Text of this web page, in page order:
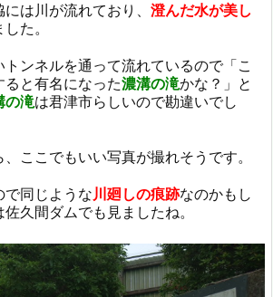
は川が流れており、 澄んだ水が美し
た。
ンネルを通って流れているので「こ
と有名になった濃溝の滝かな？」と
の滝は君津市らしいので勘違いでし
ここでもいい写真が撮れそうです。
で同じような 川廻しの痕跡なのかもし
久間ダムでも見ましたね。